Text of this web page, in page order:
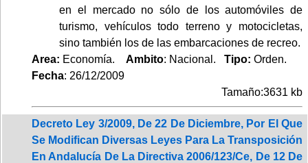
en el mercado no sólo de los automóviles de
turismo, vehículos todo terreno y motocicletas,
sino también los de las embarcaciones de recreo.
Area: Economía. Ambito: Nacional. Tipo: Orden.
Fecha: 26/12/2009
Tamaño:3631 kb
Decreto Ley 3/2009, De 22 De Diciembre, Por El Que
Se Modifican Diversas Leyes Para La Transposición
En Andalucía De La Directiva 2006/123/Ce, De 12 De